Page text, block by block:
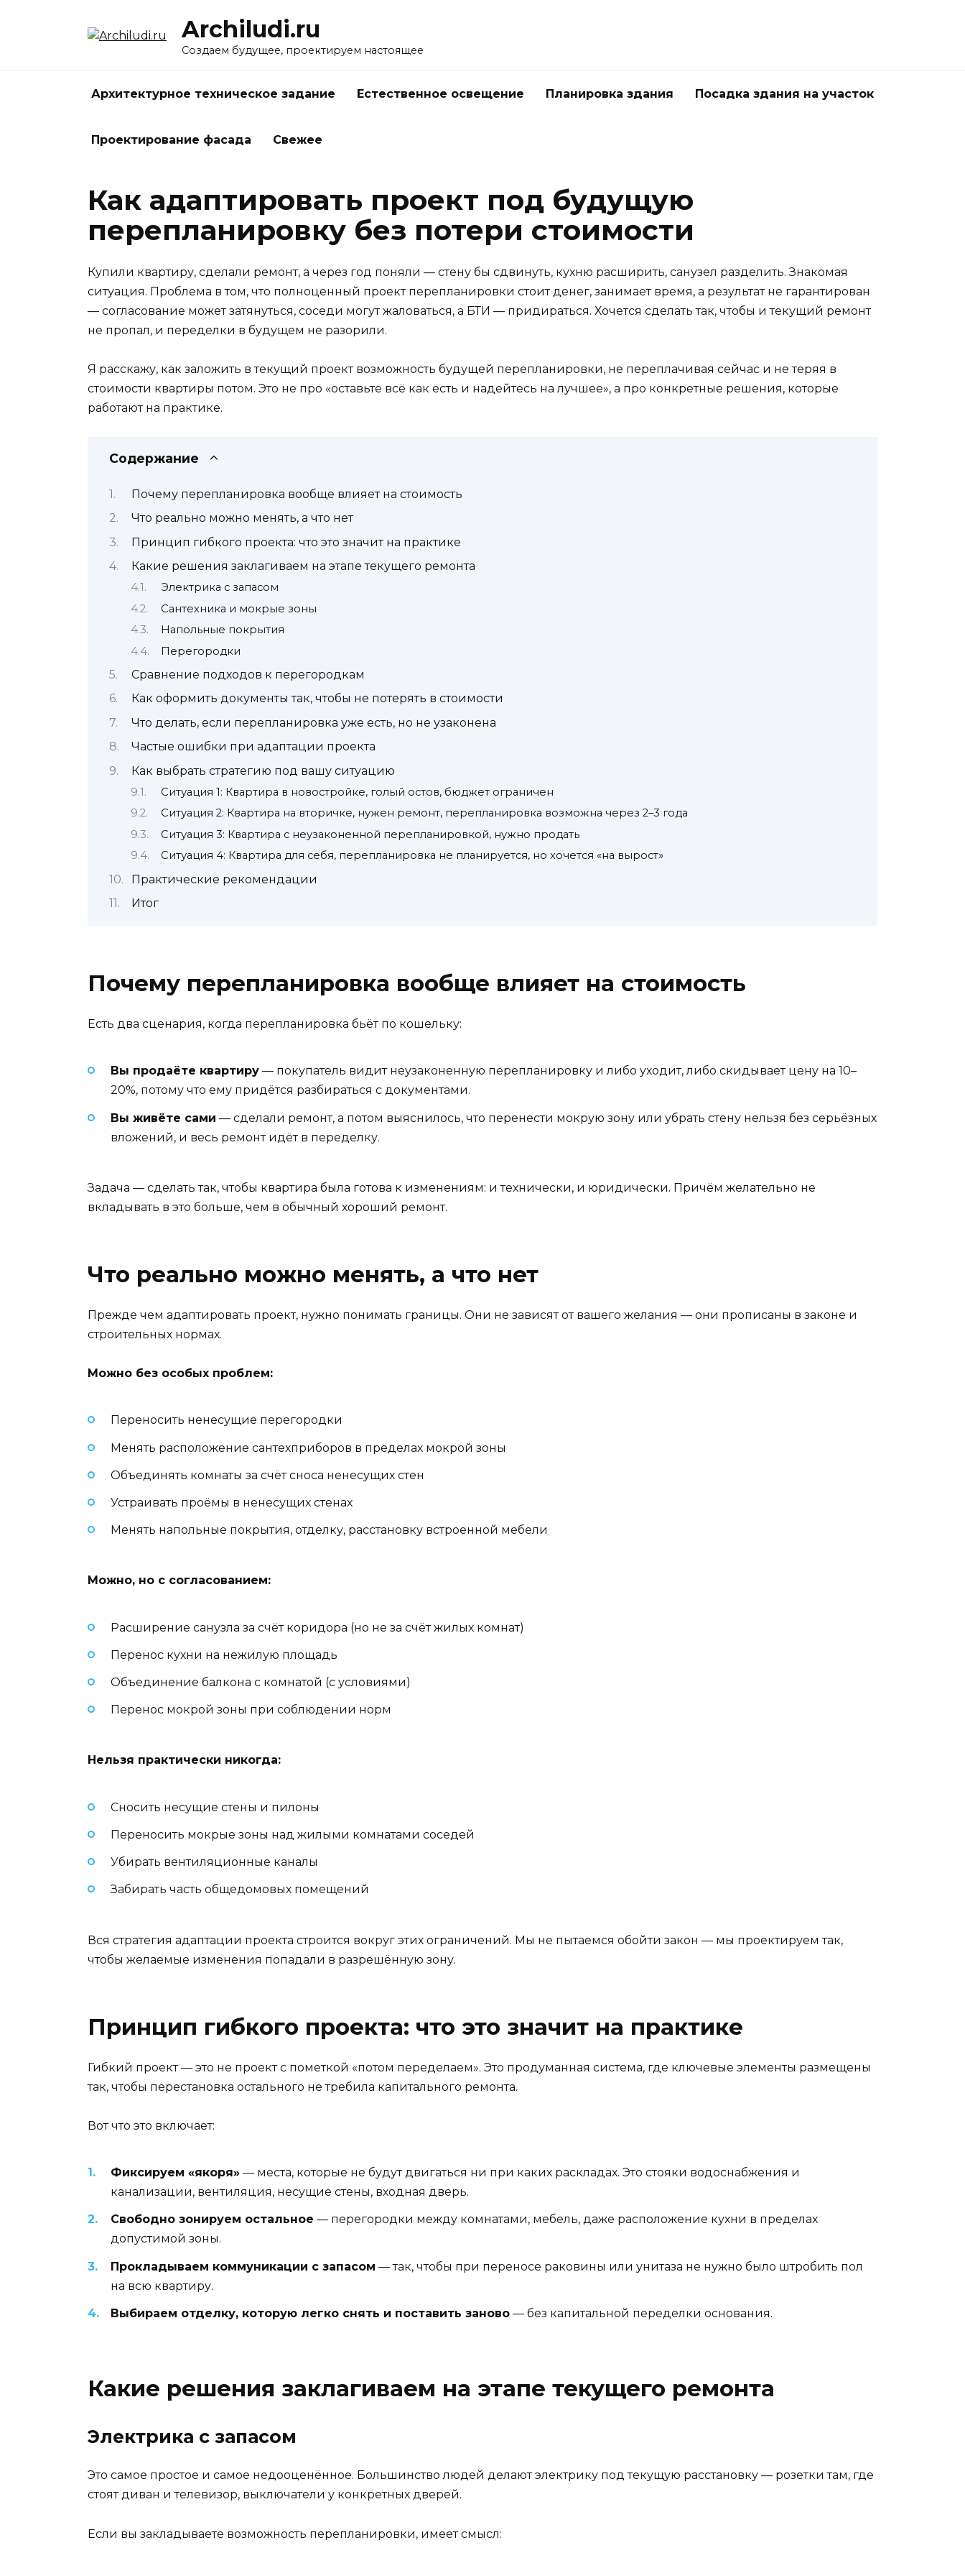
Archiludi.ru
Создаем будущее, проектируем настоящее
Архитектурное техническое задание Естественное освещение Планировка здания Посадка здания на участок
Проектирование фасада Свежее
Как адаптировать проект под будущую
перепланировку без потери стоимости
Купили квартиру, сделали ремонт, а через год поняли — стену бы сдвинуть, кухню расширить, санузел разделить. Знакомая
ситуация. Проблема в том, что полноценный проект перепланировки стоит денег, занимает время, а результат не гарантирован
— согласование может затянуться, соседи могут жаловаться, а БТИ — придираться. Хочется сделать так, чтобы и текущий ремонт
не пропал, и переделки в будущем не разорили.
Я расскажу, как заложить в текущий проект возможность будущей перепланировки, не переплачивая сейчас и не теряя в
стоимости квартиры потом. Это не про «оставьте всё как есть и надейтесь на лучшее», а про конкретные решения, которые
работают на практике.
Содержание
Почему перепланировка вообще влияет на стоимость
Что реально можно менять, а что нет
Принцип гибкого проекта: что это значит на практике
Какие решения заклагиваем на этапе текущего ремонта
Электрика с запасом
Сантехника и мокрые зоны
Напольные покрытия
Перегородки
Сравнение подходов к перегородкам
Как оформить документы так, чтобы не потерять в стоимости
Что делать, если перепланировка уже есть, но не узаконена
Частые ошибки при адаптации проекта
Как выбрать стратегию под вашу ситуацию
Ситуация 1: Квартира в новостройке, голый остов, бюджет ограничен
Ситуация 2: Квартира на вторичке, нужен ремонт, перепланировка возможна через 2–3 года
Ситуация 3: Квартира с неузаконенной перепланировкой, нужно продать
Ситуация 4: Квартира для себя, перепланировка не планируется, но хочется «на вырост»
Практические рекомендации
Итог
Почему перепланировка вообще влияет на стоимость
Есть два сценария, когда перепланировка бьёт по кошельку:
Вы продаёте квартиру — покупатель видит неузаконенную перепланировку и либо уходит, либо скидывает цену на 10–
20%, потому что ему придётся разбираться с документами.
Вы живёте сами — сделали ремонт, а потом выяснилось, что перенести мокрую зону или убрать стену нельзя без серьёзных
вложений, и весь ремонт идёт в переделку.
Задача — сделать так, чтобы квартира была готова к изменениям: и технически, и юридически. Причём желательно не
вкладывать в это больше, чем в обычный хороший ремонт.
Что реально можно менять, а что нет
Прежде чем адаптировать проект, нужно понимать границы. Они не зависят от вашего желания — они прописаны в законе и
строительных нормах.
Можно без особых проблем:
Переносить ненесущие перегородки
Менять расположение сантехприборов в пределах мокрой зоны
Объединять комнаты за счёт сноса ненесущих стен
Устраивать проёмы в ненесущих стенах
Менять напольные покрытия, отделку, расстановку встроенной мебели
Можно, но с согласованием:
Расширение санузла за счёт коридора (но не за счёт жилых комнат)
Перенос кухни на нежилую площадь
Объединение балкона с комнатой (с условиями)
Перенос мокрой зоны при соблюдении норм
Нельзя практически никогда:
Сносить несущие стены и пилоны
Переносить мокрые зоны над жилыми комнатами соседей
Убирать вентиляционные каналы
Забирать часть общедомовых помещений
Вся стратегия адаптации проекта строится вокруг этих ограничений. Мы не пытаемся обойти закон — мы проектируем так,
чтобы желаемые изменения попадали в разрешённую зону.
Принцип гибкого проекта: что это значит на практике
Гибкий проект — это не проект с пометкой «потом переделаем». Это продуманная система, где ключевые элементы размещены
так, чтобы перестановка остального не требила капитального ремонта.
Вот что это включает:
Фиксируем «якоря» — места, которые не будут двигаться ни при каких раскладах. Это стояки водоснабжения и
канализации, вентиляция, несущие стены, входная дверь.
Свободно зонируем остальное — перегородки между комнатами, мебель, даже расположение кухни в пределах
допустимой зоны.
Прокладываем коммуникации с запасом — так, чтобы при переносе раковины или унитаза не нужно было штробить пол
на всю квартиру.
Выбираем отделку, которую легко снять и поставить заново — без капитальной переделки основания.
Какие решения заклагиваем на этапе текущего ремонта
Электрика с запасом
Это самое простое и самое недооценённое. Большинство людей делают электрику под текущую расстановку — розетки там, где
стоят диван и телевизор, выключатели у конкретных дверей.
Если вы закладываете возможность перепланировки, имеет смысл: